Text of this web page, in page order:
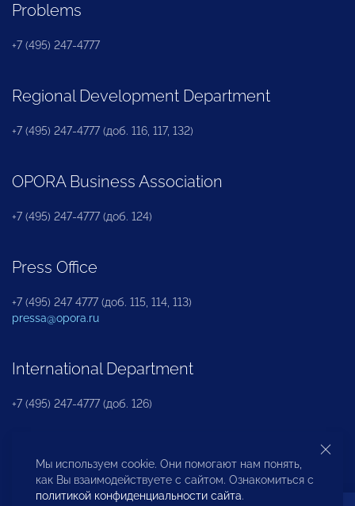
Problems
+7 (495) 247-4777
Regional Development Department
+7 (495) 247-4777 (доб. 116, 117, 132)
OPORA Business Association
+7 (495) 247-4777 (доб. 124)
Press Office
+7 (495) 247 4777 (доб. 115, 114, 113)
pressa@opora.ru
International Department
+7 (495) 247-4777 (доб. 126)
Business and Investment Rights Protection
Department
Мы используем cookie. Они помогают нам понять,
как Вы взаимодействуете с сайтом. Ознакомиться с
политикой конфиденциальности сайта.